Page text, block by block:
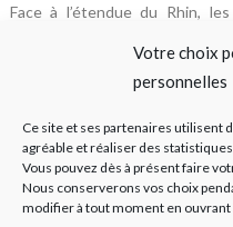
Votre choix
personnelles
Ce site et ses partenaires utilisent
agréable et réaliser des
Vous pouvez dès à présent faire
Nous conserverons vos choix
modifier à tout moment en ouvrant
Face à l’étendue du Rhin,
potentiel de dialogue poétique
Dans la continuité de
un projet urbain ambitieux,
étendue depuis chacune
usages au sein des paysages
Rhin.